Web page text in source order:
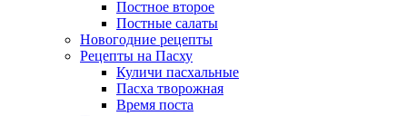
Постное второе
Постные салаты
Новогодние рецепты
Рецепты на Пасху
Куличи пасхальные
Пасха творожная
Время поста